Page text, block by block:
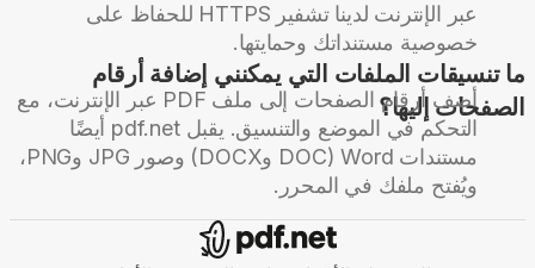
عبر الإنترنت لدينا تشفير HTTPS للحفاظ على
خصوصية مستنداتك وحمايتها.
ما تنسيقات الملفات التي يمكنني إضافة أرقام
الصفحات إليها؟
أضف أرقام الصفحات إلى ملف PDF عبر الإنترنت، مع
التحكم في الموضع والتنسيق. يقبل pdf.net أيضًا
مستندات Word ‏(DOC وDOCX) وصور JPG وPNG،
ويُفتح ملفك في المحرر.